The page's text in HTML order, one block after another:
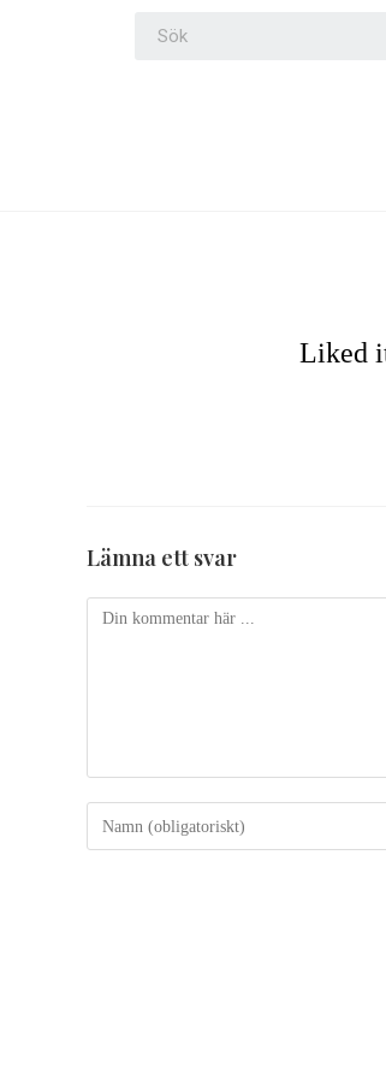
Liked
Lämna ett svar